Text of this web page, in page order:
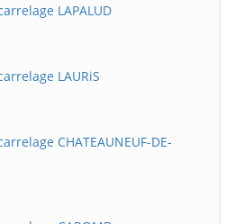
LAPALUD
LAURiS
CHATEAUNEUF-DE-